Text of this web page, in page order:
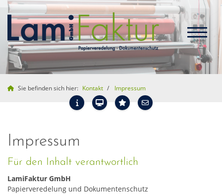
Sie befinden sich hier: Kontakt Impressum
Impressum
Für den Inhalt verantwortlich
LamiFaktur GmbH
Papierveredelung und Dokumentenschutz